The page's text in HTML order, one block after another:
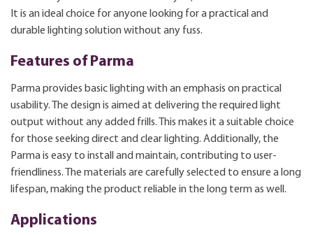
It is an ideal choice for anyone looking for a practical and
durable lighting solution without any fuss.
Features of Parma
Parma provides basic lighting with an emphasis on practical
usability. The design is aimed at delivering the required light
output without any added frills. This makes it a suitable choice
for those seeking direct and clear lighting. Additionally, the
Parma is easy to install and maintain, contributing to user-
friendliness. The materials are carefully selected to ensure a long
lifespan, making the product reliable in the long term as well.
Applications